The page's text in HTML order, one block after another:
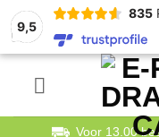
9,5
835
Voor 13.00